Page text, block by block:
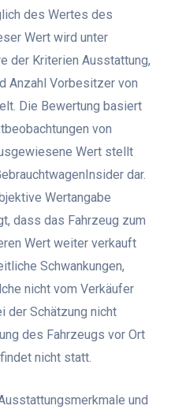
des Wertes des
Wert wird unter
der Kriterien Ausstattung,
Anzahl Vorbesitzer von
Die Bewertung basiert
von
Wert stellt
dar.
Wertangabe
dass das Fahrzeug zum
Wert weiter verkauft
Schwankungen,
nicht vom Verkäufer
der Schätzung nicht
des Fahrzeugs vor Ort
nicht statt.
und